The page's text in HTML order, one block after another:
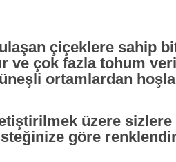
çiçeklere sahip
ve çok fazla tohum
ortamlardan
üzere
göre